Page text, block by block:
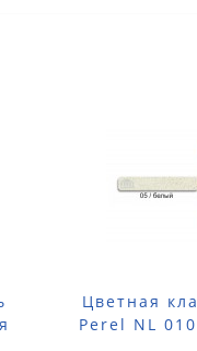
Цветная
Perel NL